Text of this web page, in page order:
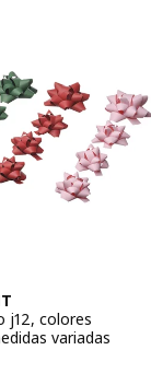
j12, colores
variadas
2,99€